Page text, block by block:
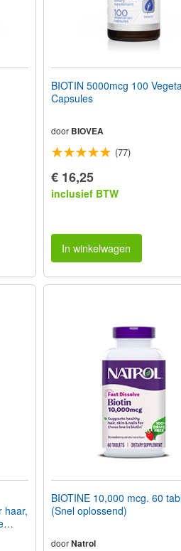
BIOTIN 5000mcg 100
Capsules
door BIOVEA
(77)
€ 16,25
inclusief BTW
In winkelwagen
haar,
BIOTINE 10,000 mcg. 60
(Snel oplossend)
doorNatrol